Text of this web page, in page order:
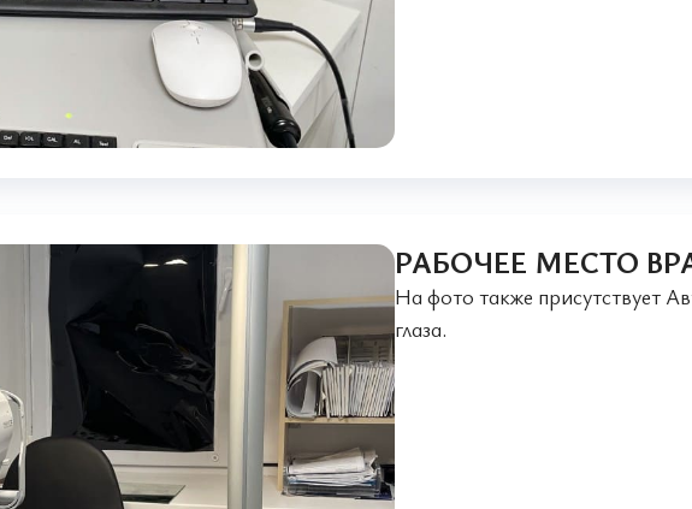
РАБОЧЕЕ МЕСТО
На фото также присутствует
глаза.